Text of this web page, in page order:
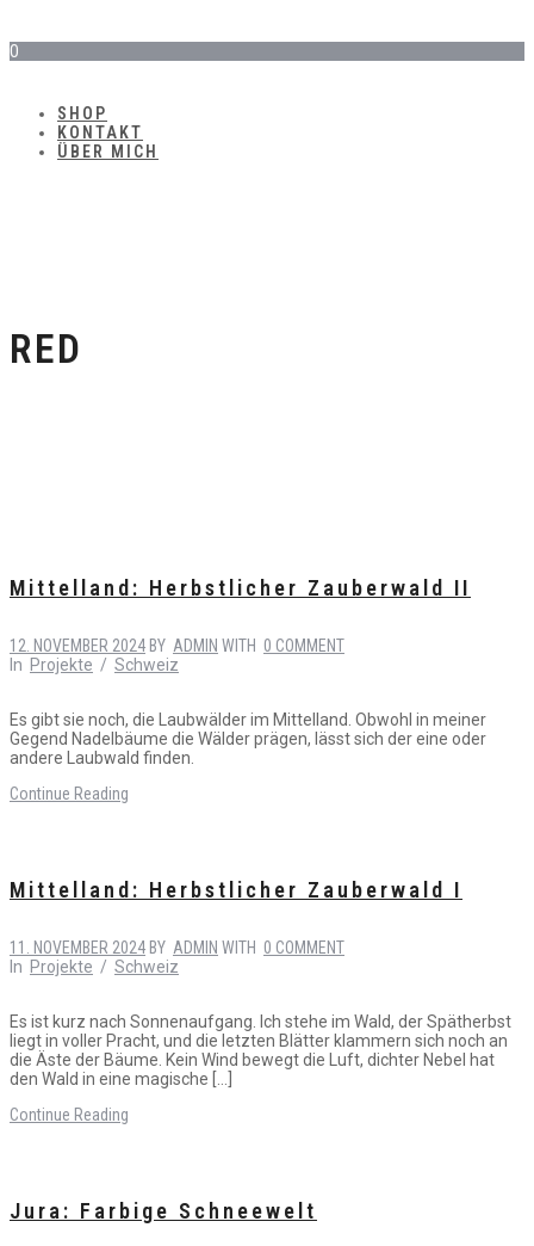
0
SHOP
KONTAKT
ÜBER MICH
RED
Mittelland: Herbstlicher Zauberwald II
12. NOVEMBER 2024 BY ADMIN WITH 0 COMMENT
In Projekte / Schweiz
Es gibt sie noch, die Laubwälder im Mittelland. Obwohl in meiner
Gegend Nadelbäume die Wälder prägen, lässt sich der eine oder
andere Laubwald finden.
Continue Reading
Mittelland: Herbstlicher Zauberwald I
11. NOVEMBER 2024 BY ADMIN WITH 0 COMMENT
In Projekte / Schweiz
Es ist kurz nach Sonnenaufgang. Ich stehe im Wald, der Spätherbst
liegt in voller Pracht, und die letzten Blätter klammern sich noch an
die Äste der Bäume. Kein Wind bewegt die Luft, dichter Nebel hat
den Wald in eine magische […]
Continue Reading
Jura: Farbige Schneewelt